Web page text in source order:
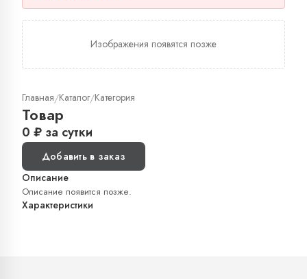
Изображения появятся позже
Главная/Каталог/Категория
Товар
0 ₽ за сутки
Добавить в заказ
Описание
Описание появится позже.
Характеристики